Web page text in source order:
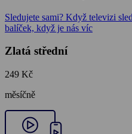
Sledujete sami? Když televizi
balíček, když je nás víc
Zlatá střední
249 Kč
měsíčně